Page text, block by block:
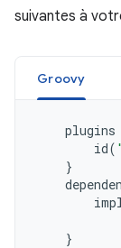
suivantes à
Groovy
plugins
id(
}
}